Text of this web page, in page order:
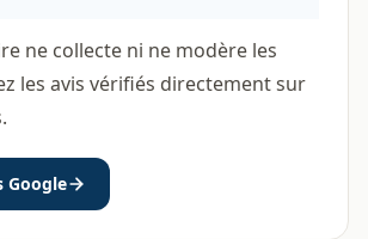
ne collecte ni ne modère les
les avis vérifiés directement sur
Google